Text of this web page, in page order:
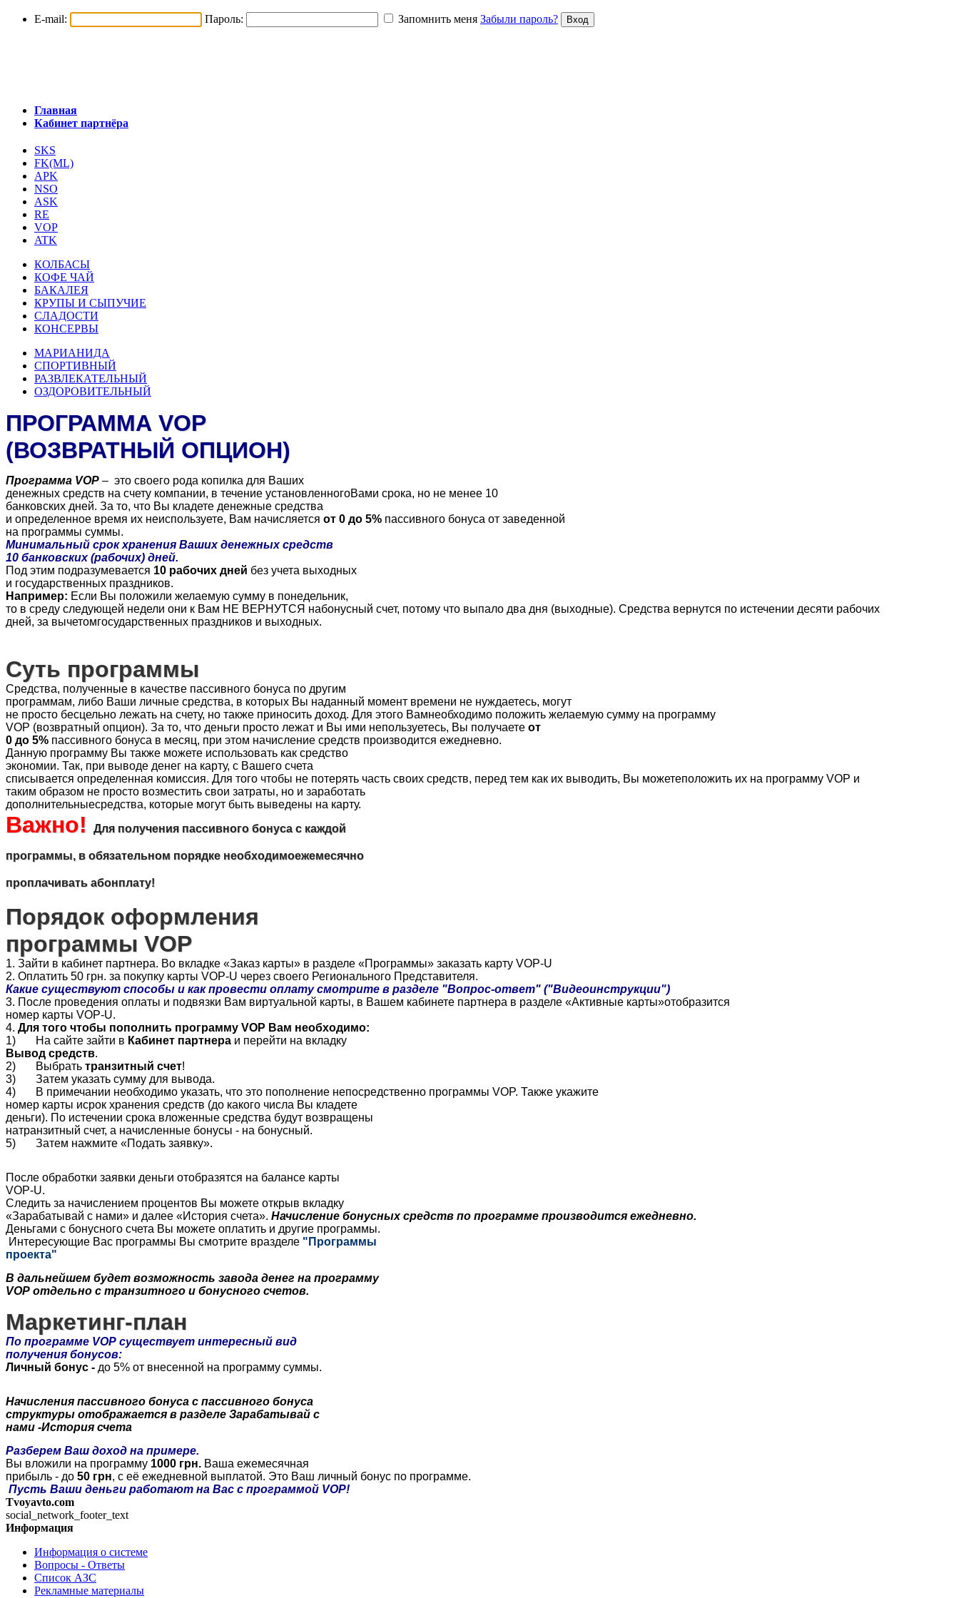
E-mail: Пароль: Запомнить меня Забыли пароль?
Главная
Кабинет партнёра
SKS
FK(ML)
APK
NSO
ASK
RE
VOP
ATK
КОЛБАСЫ
КОФЕ ЧАЙ
БАКАЛЕЯ
КРУПЫ И СЫПУЧИЕ
СЛАДОСТИ
КОНСЕРВЫ
МАРИАНИДА
СПОРТИВНЫЙ
РАЗВЛЕКАТЕЛЬНЫЙ
ОЗДОРОВИТЕЛЬНЫЙ
ПРОГРАММА VOP
(ВОЗВРАТНЫЙ ОПЦИОН)
Программа VOP – это своего рода копилка для Ваших
денежных средств на счету компании, в течение установленногоВами срока, но не менее 10
банковских дней. За то, что Вы кладете денежные средства
и определенное время их неиспользуете, Вам начисляется от 0 до 5% пассивного бонуса от заведенной
на программы суммы.
Минимальный срок хранения Ваших денежных средств
10 банковских(рабочих) дней.
Под этим подразумевается 10 рабочих дней без учета выходных
и государственных праздников.
Например: Если Вы положили желаемую сумму в понедельник,
то в среду следующей недели они к Вам НЕ ВЕРНУТСЯ набонусный счет, потому что выпало два дня (выходные). Средства вернутся по истечении десяти рабочих
дней, за вычетомгосударственных праздников и выходных.
Суть программы
Средства, полученные в качестве пассивного бонуса по другим
программам, либо Ваши личные средства, в которых Вы наданный момент времени не нуждаетесь, могут
не просто бесцельно лежать на счету, но также приносить доход. Для этого Вамнеобходимо положить желаемую сумму на программу
VOP (возвратный опцион). За то, что деньги просто лежат и Вы ими непользуетесь, Вы получаете от
0 до 5% пассивного бонуса в месяц, при этом начисление средств производится ежедневно.
Данную программу Вы также можете использовать как средство
экономии. Так, при выводе денег на карту, с Вашего счета
списывается определенная комиссия. Для того чтобы не потерять часть своих средств, перед тем как их выводить, Вы можетеположить их на программу VOP и
таким образом не просто возместить свои затраты, но и заработать
дополнительныесредства, которые могут быть выведены на карту.
Важно! Для получения пассивного бонуса с каждой
программы, в обязательном порядке необходимоежемесячно
проплачивать абонплату!
Порядок оформления
программы VOP
1. Зайти в кабинет партнера. Во вкладке «Заказ карты» в разделе «Программы» заказать карту VOP-U
2. Оплатить 50 грн. за покупку карты VOP-U через своего Регионального Представителя.
Какие существуют способы и какпровести оплату смотрите в разделе "Вопрос-ответ" ("Видеоинструкции")
3. После проведения оплаты и подвязки Вам виртуальной карты, в Вашем кабинете партнера в разделе «Активные карты»отобразится
номер карты VOP-U.
4. Для того чтобы пополнить программу VOP Вам необходимо:
1)
На сайте зайти в Кабинет партнера и перейти на вкладку
Вывод средств.
2)
Выбрать транзитный счет!
3) Затем указать сумму для вывода.
4) В примечании необходимо указать, что это пополнение непосредственно программы VOP. Также укажите
номер карты исрок хранения средств (до какого числа Вы кладете
деньги). По истечении срока вложенные средства будут возвращены
натранзитный счет, а начисленные бонусы - на бонусный.
5) Затем нажмите «Подать заявку».
После обработки заявки деньги отобразятся на балансе карты
VOP-U.
Следить за начислением процентов Вы можете открыв вкладку
«Зарабатывай с нами» и далее «История счета». Начисление бонусных средств по программе производится ежедневно.
Деньгами с бонусного счета Вы можете оплатить и другие программы.
Интересующие Вас программы Вы смотрите вразделе " Программы
проекта"
В дальнейшем будет возможность завода денег на программу
VOP отдельно с транзитного и бонусного счетов.
Маркетинг-план
По программе VOP существует интересный вид
получения бонусов:
Личный бонус - до 5% от внесенной на программу суммы.
Начисления пассивного бонуса с пассивного бонуса
структуры отображается в разделе Зарабатывай с
нами -История счета
Разберем Ваш доход на примере.
Вы вложили на программу 1000 грн. Ваша ежемесячная
прибыль - до 50 грн, с её ежедневной выплатой. Это Ваш личный бонус по программе.
Пусть Ваши деньги работают на Вас с программой VOP!
Tvoyavto.com
social_network_footer_text
Информация
Информация о системе
Вопросы - Ответы
Список АЗС
Рекламные материалы